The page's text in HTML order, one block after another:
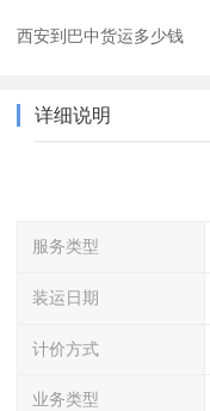
西安到巴中货运多少钱
详细说明
服务类型
装运日期
计价方式
业务类型